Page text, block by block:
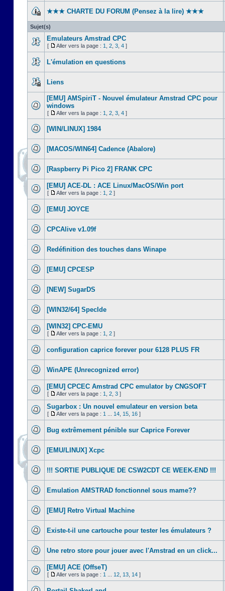
★★★ CHARTE DU FORUM (Pensez à la lire) ★★★
Sujet(s)
Emulateurs Amstrad CPC
[ Aller vers la page : 1 2 3 4 ]
L'émulation en questions
Liens
[EMU] AMSpiriT - Nouvel émulateur Amstrad CPC pour
windows
[ Aller vers la page : 1 2 3 4 ]
[WIN/LINUX] 1984
[MACOS/WIN64] Cadence (Abalore)
[Raspberry Pi Pico 2] FRANK CPC
[EMU] ACE-DL : ACE Linux/MacOS/Win port
[ Aller vers la page : 1 2 ]
[EMU] JOYCE
CPCAlive v1.09f
Redéfinition des touches dans Winape
[EMU] CPCESP
[NEW] SugarDS
[WIN32/64] SpecIde
[WIN32] CPC-EMU
[ Aller vers la page : 1 2 ]
configuration caprice forever pour 6128 PLUS FR
WinAPE (Unrecognized error)
[EMU] CPCEC Amstrad CPC emulator by CNGSOFT
[ Aller vers la page : 1 2 3 ]
Sugarbox : Un nouvel emulateur en version beta
[ Aller vers la page : 1 14 15 16 ]
Bug extrêmement pénible sur Caprice Forever
[EMU/LINUX] Xcpc
!!! SORTIE PUBLIQUE DE CSW2CDT CE WEEK-END !!!
Emulation AMSTRAD fonctionnel sous mame??
[EMU] Retro Virtual Machine
Existe-t-il une cartouche pour tester les émulateurs ?
Une retro store pour jouer avec l'Amstrad en un click...
[EMU] ACE (OffseT)
[ Aller vers la page : 1 12 13 14 ]